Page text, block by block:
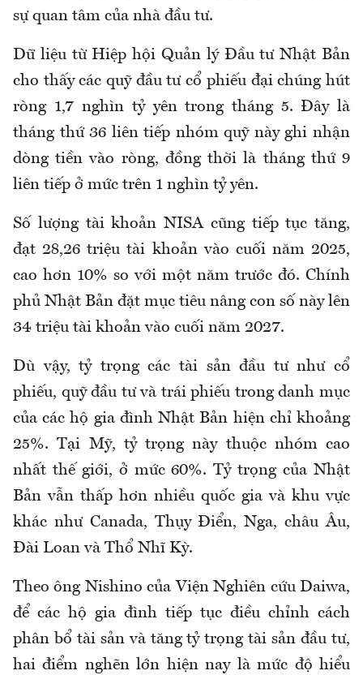
sự quan tâm của nhà đầu tư.
Dữ liệu từ Hiệp hội Quản lý Đầu tư Nhật Bản
cho thấy các quỹ đầu tư cổ phiếu đại chúng hút
ròng 1,7 nghìn tỷ yên trong tháng 5. Đây là
tháng thứ 36 liên tiếp nhóm quỹ này ghi nhận
dòng tiền vào ròng, đồng thời là tháng thứ 9
liên tiếp ở mức trên 1 nghìn tỷ yên.
Số lượng tài khoản NISA cũng tiếp tục tăng,
đạt 28,26 triệu tài khoản vào cuối năm 2025,
cao hơn 10% so với một năm trước đó. Chính
phủ Nhật Bản đặt mục tiêu nâng con số này lên
34 triệu tài khoản vào cuối năm 2027.
Dù vậy, tỷ trọng các tài sản đầu tư như cổ
phiếu, quỹ đầu tư và trái phiếu trong danh mục
của các hộ gia đình Nhật Bản hiện chỉ khoảng
25%. Tại Mỹ, tỷ trọng này thuộc nhóm cao
nhất thế giới, ở mức 60%. Tỷ trọng của Nhật
Bản vẫn thấp hơn nhiều quốc gia và khu vực
khác như Canada, Thụy Điển, Nga, châu Âu,
Đài Loan và Thổ Nhĩ Kỳ.
Theo ông Nishino của Viện Nghiên cứu Daiwa,
để các hộ gia đình tiếp tục điều chỉnh cách
phân bổ tài sản và tăng tỷ trọng tài sản đầu tư,
hai điểm nghẽn lớn hiện nay là mức độ hiểu